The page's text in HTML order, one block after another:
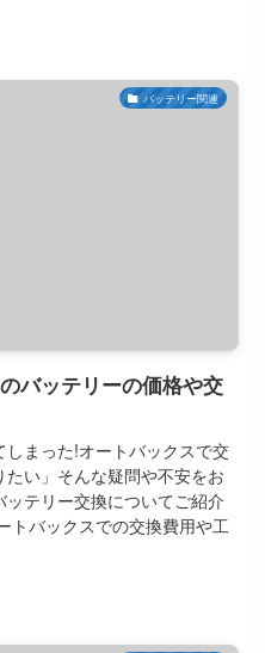
バッテリー関連
バッテリーの価格や交
しまった!オートバックスで交
い」そんな疑問や不安をお
テリー交換についてご紹介
トバックスでの交換費用や工